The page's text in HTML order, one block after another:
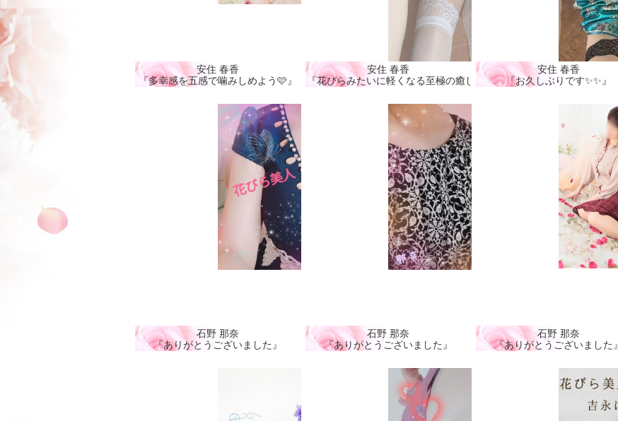
安住 春香
『多幸感を五感で噛みしめよう🩷』
安住 春香
『花びらみたいに軽くなる至極の癒し🩷』
安住 春香
『お久しぶりです✨✨』
石野 那奈
『ありがとうございました』
石野 那奈
『ありがとうございました』
石野 那奈
『ありがとうございました』